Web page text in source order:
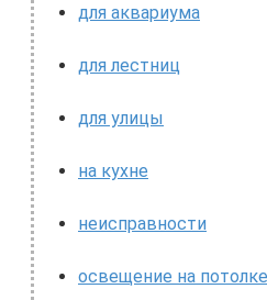
для аквариума
для лестниц
для улицы
на кухне
неисправности
освещение на потолке